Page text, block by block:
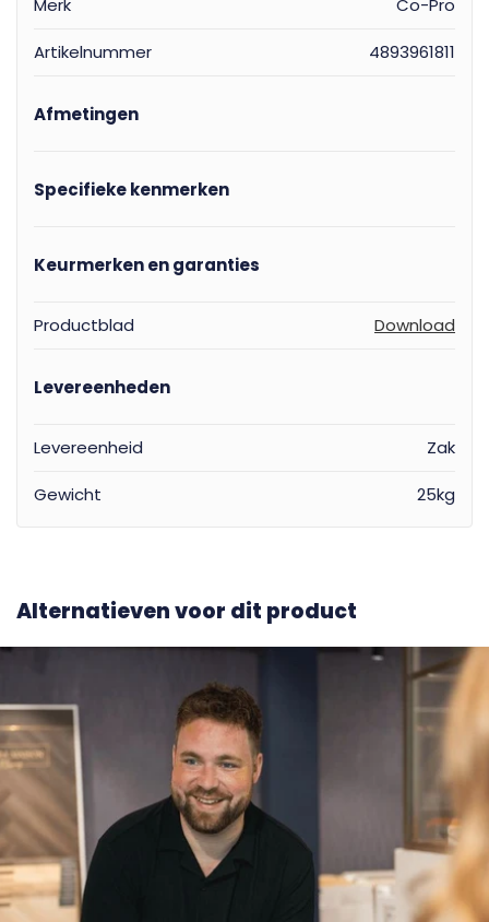
Merk Co-Pro
Artikelnummer 4893961811
Afmetingen
Specifieke kenmerken
Keurmerken en garanties
Productblad Download
Levereenheden
Levereenheid Zak
Gewicht 25kg
Alternatieven voor dit product